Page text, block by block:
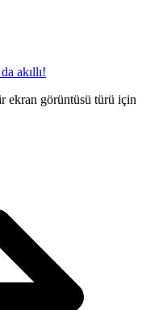
akıllı!
ekran görüntüsü türü için